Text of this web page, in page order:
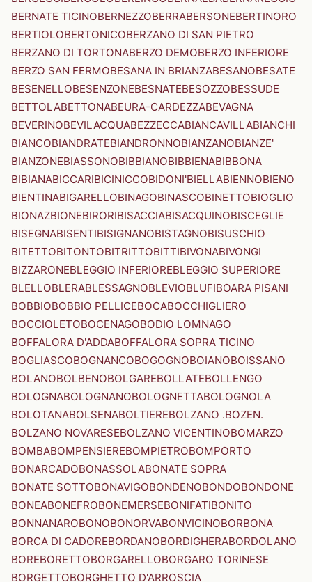
BERNATE TICINOBERNEZZOBERRABERSONEBERTINORO
BERTIOLOBERTONICOBERZANO DI SAN PIETRO
BERZANO DI TORTONABERZO DEMOBERZO INFERIORE
BERZO SAN FERMOBESANA IN BRIANZABESANOBESATE
BESENELLOBESENZONEBESNATEBESOZZOBESSUDE
BETTOLABETTONABEURA-CARDEZZABEVAGNA
BEVERINOBEVILACQUABEZZECCABIANCAVILLABIANCHI
BIANCOBIANDRATEBIANDRONNOBIANZANOBIANZE'
BIANZONEBIASSONOBIBBIANOBIBBIENABIBBONA
BIBIANABICCARIBICINICCOBIDONI'BIELLABIENNOBIENO
BIENTINABIGARELLOBINAGOBINASCOBINETTOBIOGLIO
BIONAZBIONEBIRORIBISACCIABISACQUINOBISCEGLIE
BISEGNABISENTIBISIGNANOBISTAGNOBISUSCHIO
BITETTOBITONTOBITRITTOBITTIBIVONABIVONGI
BIZZARONEBLEGGIO INFERIOREBLEGGIO SUPERIORE
BLELLOBLERABLESSAGNOBLEVIOBLUFIBOARA PISANI
BOBBIOBOBBIO PELLICEBOCABOCCHIGLIERO
BOCCIOLETOBOCENAGOBODIO LOMNAGO
BOFFALORA D'ADDABOFFALORA SOPRA TICINO
BOGLIASCOBOGNANCOBOGOGNOBOIANOBOISSANO
BOLANOBOLBENOBOLGAREBOLLATEBOLLENGO
BOLOGNABOLOGNANOBOLOGNETTABOLOGNOLA
BOLOTANABOLSENABOLTIEREBOLZANO .BOZEN.
BOLZANO NOVARESEBOLZANO VICENTINOBOMARZO
BOMBABOMPENSIEREBOMPIETROBOMPORTO
BONARCADOBONASSOLABONATE SOPRA
BONATE SOTTOBONAVIGOBONDENOBONDOBONDONE
BONEABONEFROBONEMERSEBONIFATIBONITO
BONNANAROBONOBONORVABONVICINOBORBONA
BORCA DI CADOREBORDANOBORDIGHERABORDOLANO
BOREBORETTOBORGARELLOBORGARO TORINESE
BORGETTOBORGHETTO D'ARROSCIA